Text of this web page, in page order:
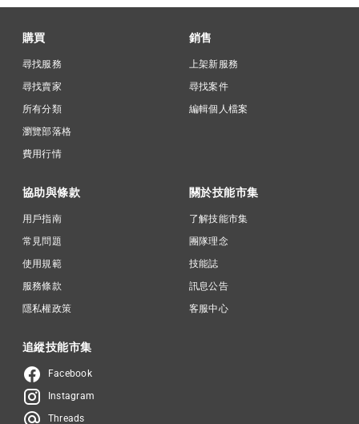
購買
尋找服務
尋找賣家
所有分類
瀏覽部落格
費用行情
銷售
上架新服務
尋找案件
編輯個人檔案
協助與條款
用戶指南
常見問題
使用規範
服務條款
隱私權政策
關於技能市集
了解技能市集
團隊理念
技能誌
訊息公告
客服中心
追縱技能市集
Facebook
Instagram
Threads